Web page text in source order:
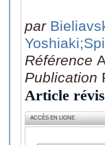
par
Yoshiaki
Référence
Publication
Article
ACCÈS EN LIGNE